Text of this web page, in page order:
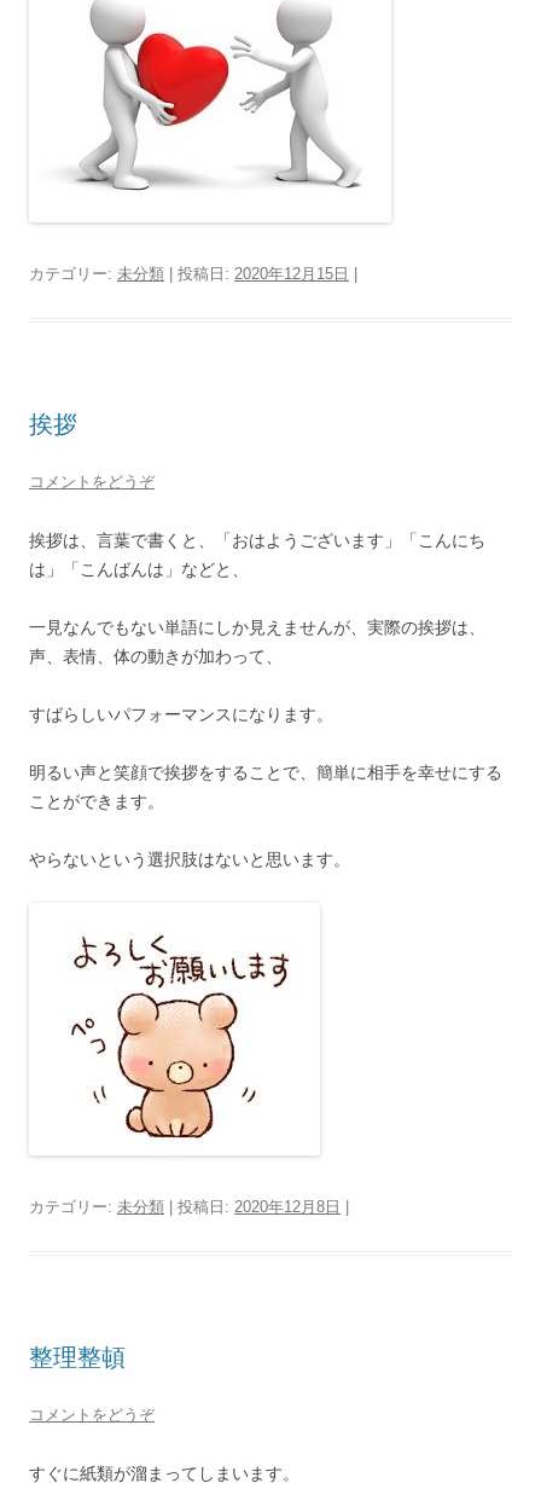
カテゴリー: 未分類 | 投稿日: 2020年12月15日
挨拶
コメントをどうぞ
挨拶は、言葉で書くと、「おはようございます」「こんにち
は」「こんばんは」などと、
一見なんでもない単語にしか見えませんが、実際の挨拶は、
声、表情、体の動きが加わって、
すばらしいパフォーマンスになります。
明るい声と笑顔で挨拶をすることで、簡単に相手を幸せにする
ことができます。
やらないという選択肢はないと思います。
カテゴリー: 未分類 | 投稿日: 2020年12月8日
整理整頓
コメントをどうぞ
すぐに紙類が溜まってしまいます。